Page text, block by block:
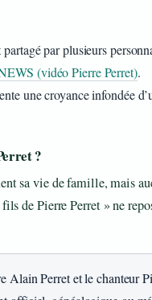
par plusieurs
(vidéo Pierre Perret).
une croyance infondée
?
sa vie de famille, mais
de Pierre Perret » ne
Alain Perret et le chanteur